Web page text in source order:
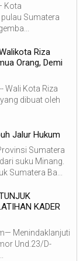
Kota
Sumatera
Riza
Orang, Demi
Wali Kota Riza
dibuat oleh
Jalur Hukum
Sumatera
suku Minang.
Sumatera Ba...
KADER
Menindaklanjuti
Und.23/D-